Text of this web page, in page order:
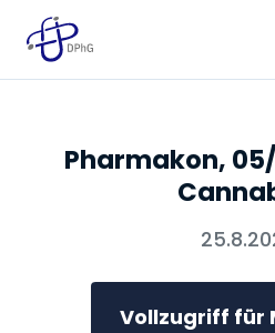
Pharmakon,
Vollzugriff für